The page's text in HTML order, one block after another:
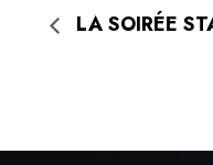
LA SOIRÉE